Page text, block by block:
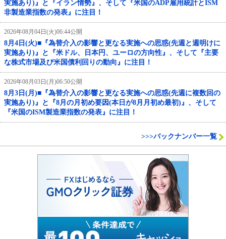
実施あり)』と『イラン情勢』、そして『米国のADP雇用統計とISM
非製造業指数の発表』に注目！
2026年08月04日(火)06:44公開
8月4日(火)■『為替介入の影響と更なる実施への思惑(先週と週明けに
実施あり)』と『米ドル、日本円、ユーロの方向性』、そして『主要
な株式市場及び米国債利回りの動向』に注目！
2026年08月03日(月)06:50公開
8月3日(月)■『為替介入の影響と更なる実施への思惑(先週に複数回の
実施あり)』と『8月の月初め要因(本日が8月月初め最初)』、そして
『米国のISM製造業指数の発表』に注目！
>>>バックナンバー一覧